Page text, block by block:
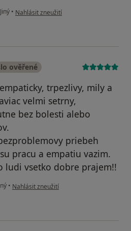
Jiný • podle názoru uživatele Jana K.
Nahlásit zneužití
ověřené
trpezlivy, mily a
velmi setrny,
bez bolesti alebo
priebeh
pracu a empatiu vazim.
ludi vsetko dobre prajem!!
• podle názoru uživatele Judita Sykora
Nahlásit zneužití